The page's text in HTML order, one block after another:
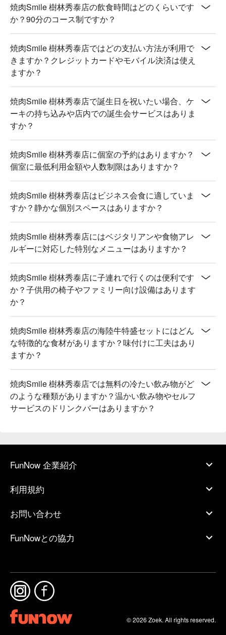
焼肉Smile 樹林秀泰店の飲食時間はどのくらいです
か？90分のコース制ですか？
焼肉Smile 樹林秀泰店ではどの支払い方法が利用で
きますか？クレジットカードやモバイル決済は使え
ますか？
焼肉Smile 樹林秀泰店で誕生日を祝いたい場合、ケ
ーキの持ち込みや店内での誕生会サービスはありま
すか？
焼肉Smile 樹林秀泰店に個室の予約はありますか？
個室に最低利用金額や人数制限はありますか？
焼肉Smile 樹林秀泰店はビジネス会食に適していま
すか？静かな個別スペースはありますか？
焼肉Smile 樹林秀泰店にはベジタリアンや食物アレ
ルギーに対応した特別なメニューはありますか？
焼肉Smile 樹林秀泰店に子連れで行くのは便利です
か？子供用の椅子やファミリー向け設備はあります
か？
焼肉Smile 樹林秀泰店の海陸牛特盛セットにはどん
な特徴的な食材がありますか？味付けに工夫はあり
ますか？
焼肉Smile 樹林秀泰店では無料の冷たい飲み物がど
のような種類がありますか？温かい飲み物やセルフ
サービスのドリンクバーはありますか？
FunNow 企業紹介
利用規約
お問い合わせ
FunNowとの協力
© 2026 Zoek. All rights reserved.